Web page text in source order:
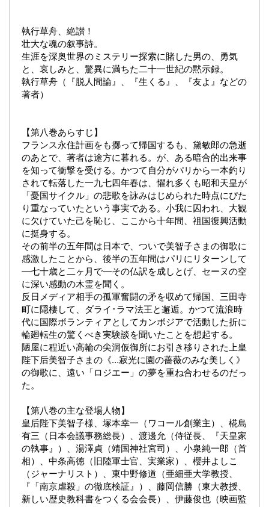
執行草舟、絶讃！
壮大な魂の叙事詩。
生涯を深奥世界のミステリー探索に賭した男の、勇気
と、哀しみと、驚異に満ちた二十一世紀の黙示録。
執行草舟（『脱人間論』、『生くる』、『友よ』などの
著者）
【第八巻あらすじ】
フランス永住計画をも擲って帰国するも、黛敏郎の急逝
のあとで、著者は途方に暮れる。が、ある暗合的出来事
を知って衝撃を受ける。かつて自分がパリから一本釣り
されて転落した一九七四年春は、懼れ多くも昭和天皇が
「憂国サイクル」の悲歌を詠みはじめられた時点にぴた
り重なっていたという事実である。小我に囚われ、大観
に欠けていた己を恥じ、ここから十年間、祖国復興活動
に挺身する。
その前半の五年間は日本で、ついで美智子さまの御歌に
感激したことから、後半の五年間はパリにリターンして
―七十歳と二ヶ月で―その仏訳を成しとげ、セーヌの空
に深い感動の木霊を聞く。
反日メディア相手の孤軍奮闘の矛を収めて帰国、三田寺
町に隠棲して、ダライ･ラマ法王と邂逅。かつて流浪時
代に国際ボランティアとしてカンボジアで活動した折に
輪廻転生の驚くべき実験談を聞いたことを想起する。
陋屋に程近い高輪の尖洞仮御所にお引き移りされた上皇
陛下后美智子さまの《…寂光に園の薔薇のみな美しく》
の御歌に、遠い「ロジエー」の夢を重ね合わせるのだっ
た。
【第八巻の主な登場人物】
皇后陛下美智子様、塚本幸一（ワコール創業主）、椛島
有三（日本会議事務総長）、渡邊允（侍従長、『天皇家
の執事』）、湯澤貞（靖国神社宮司）、小泉純一郎（首
相）、中条高徳（旧陸軍士官、実業家）、櫻井よしこ
（ジャーナリスト）、東中野修道（亜細亜大学教授、
『「南京虐殺」の徹底検証』）、藤岡信勝（東大教授、
新しい歴史教科書をつくる会会長）、伊藤俊也（映画監